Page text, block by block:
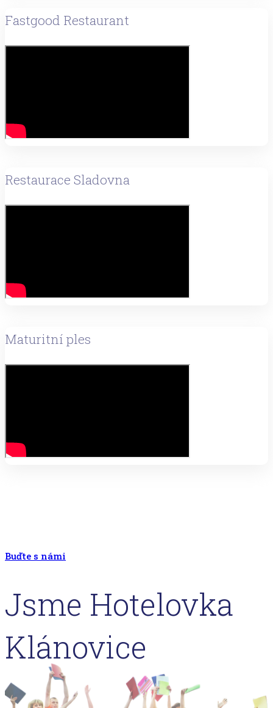
Fastgood Restaurant
Restaurace Sladovna
Maturitní ples
Buďte s námi
Jsme Hotelovka
Klánovice